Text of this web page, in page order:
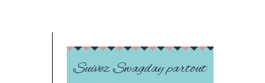
Suivez Swagday partout